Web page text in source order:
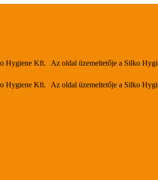
Az oldal üzemeltetője a Silko
Az oldal üzemeltetője a Silko